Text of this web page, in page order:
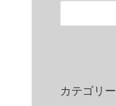
カテゴリー